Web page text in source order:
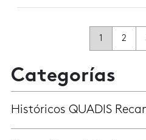
Categorías
Históricos QUADIS
1 2